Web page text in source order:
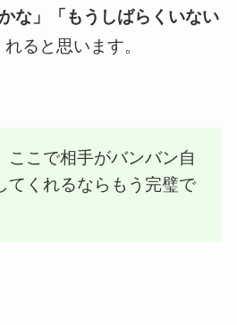
かな」「もうしばらくいない
ると思います。
ここで相手がバンバン自
てくれるならもう完璧で